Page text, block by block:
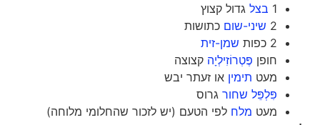
1
בצלגדול קצוץ
2
שיני-שוםכתושות
2 כפות
שמן-זית
חופןפֶּטְרוֹזִילְיָהקצוצה
מעטתימיןאו זעתר יבש
פִּלְפֵּל שחורגרוס
מעטמלחלפי הטעם (יש לזכור שהחלומי מלוחה)